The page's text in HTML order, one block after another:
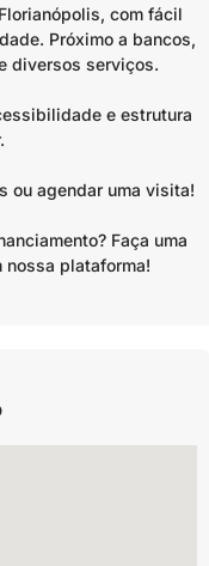
com fácil
Próximo a bancos,
diversos serviços.
e estrutura
ou agendar uma visita!
Faça uma
nossa plataforma!